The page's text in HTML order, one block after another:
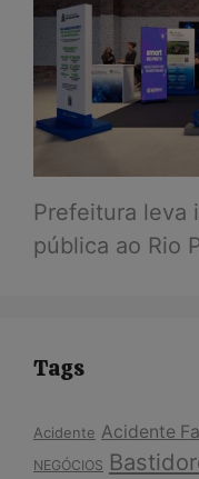
Prefeitura leva
pública ao Rio
Tags
Acidente Acidente
NEGÓCIOS